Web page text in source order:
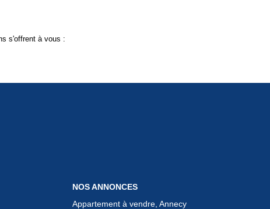
s'offrent à vous :
NOS ANNONCES
Appartement à vendre, Annecy